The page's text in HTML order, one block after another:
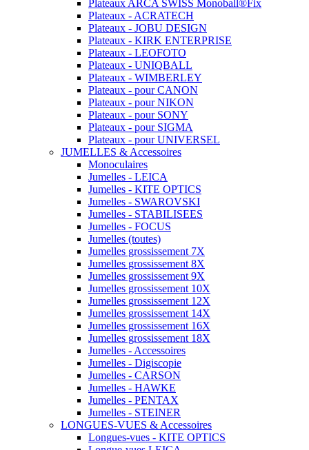
Plateaux ARCA SWISS Monoball®Fix
Plateaux - ACRATECH
Plateaux - JOBU DESIGN
Plateaux - KIRK ENTERPRISE
Plateaux - LEOFOTO
Plateaux - UNIQBALL
Plateaux - WIMBERLEY
Plateaux - pour CANON
Plateaux - pour NIKON
Plateaux - pour SONY
Plateaux - pour SIGMA
Plateaux - pour UNIVERSEL
JUMELLES & Accessoires
Monoculaires
Jumelles - LEICA
Jumelles - KITE OPTICS
Jumelles - SWAROVSKI
Jumelles - STABILISEES
Jumelles - FOCUS
Jumelles (toutes)
Jumelles grossissement 7X
Jumelles grossissement 8X
Jumelles grossissement 9X
Jumelles grossissement 10X
Jumelles grossissement 12X
Jumelles grossissement 14X
Jumelles grossissement 16X
Jumelles grossissement 18X
Jumelles - Accessoires
Jumelles - Digiscopie
Jumelles - CARSON
Jumelles - HAWKE
Jumelles - PENTAX
Jumelles - STEINER
LONGUES-VUES & Accessoires
Longues-vues - KITE OPTICS